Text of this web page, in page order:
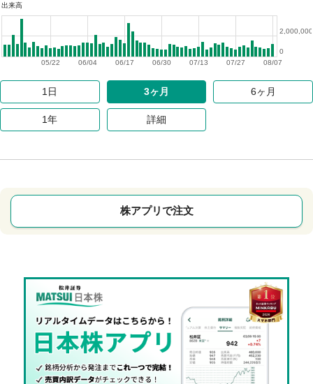
出来高
08/07
07/27
07/13
06/30
06/17
06/04
05/22
0
2,000,000
1日 3ヶ月 6ヶ月
1年 詳細
株アプリで注文